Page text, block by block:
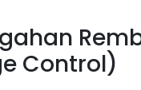
Control)